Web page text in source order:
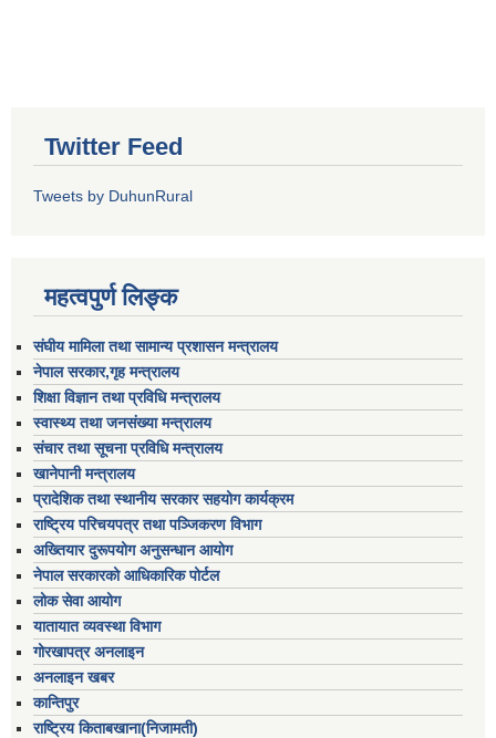
Twitter Feed
Tweets by DuhunRural
महत्वपुर्ण लिङ्क
संघीय मामिला तथा सामान्य प्रशासन मन्त्रालय
नेपाल सरकार,गृह मन्त्रालय
शिक्षा विज्ञान तथा प्रविधि मन्त्रालय
स्वास्थ्य तथा जनसंख्या मन्त्रालय
संचार तथा सूचना प्रविधि मन्त्रालय
खानेपानी मन्त्रालय
प्रादेशिक तथा स्थानीय सरकार सहयोग कार्यक्रम
राष्ट्रिय परिचयपत्र तथा पञ्जिकरण विभाग
अख्तियार दुरूपयोग अनुसन्धान आयोग
नेपाल सरकारको आधिकारिक पोर्टल
लोक सेवा आयोग
यातायात व्यवस्था विभाग
गोरखापत्र अनलाइन
अनलाइन खबर
कान्तिपुर
राष्ट्रिय किताबखाना(निजामती)